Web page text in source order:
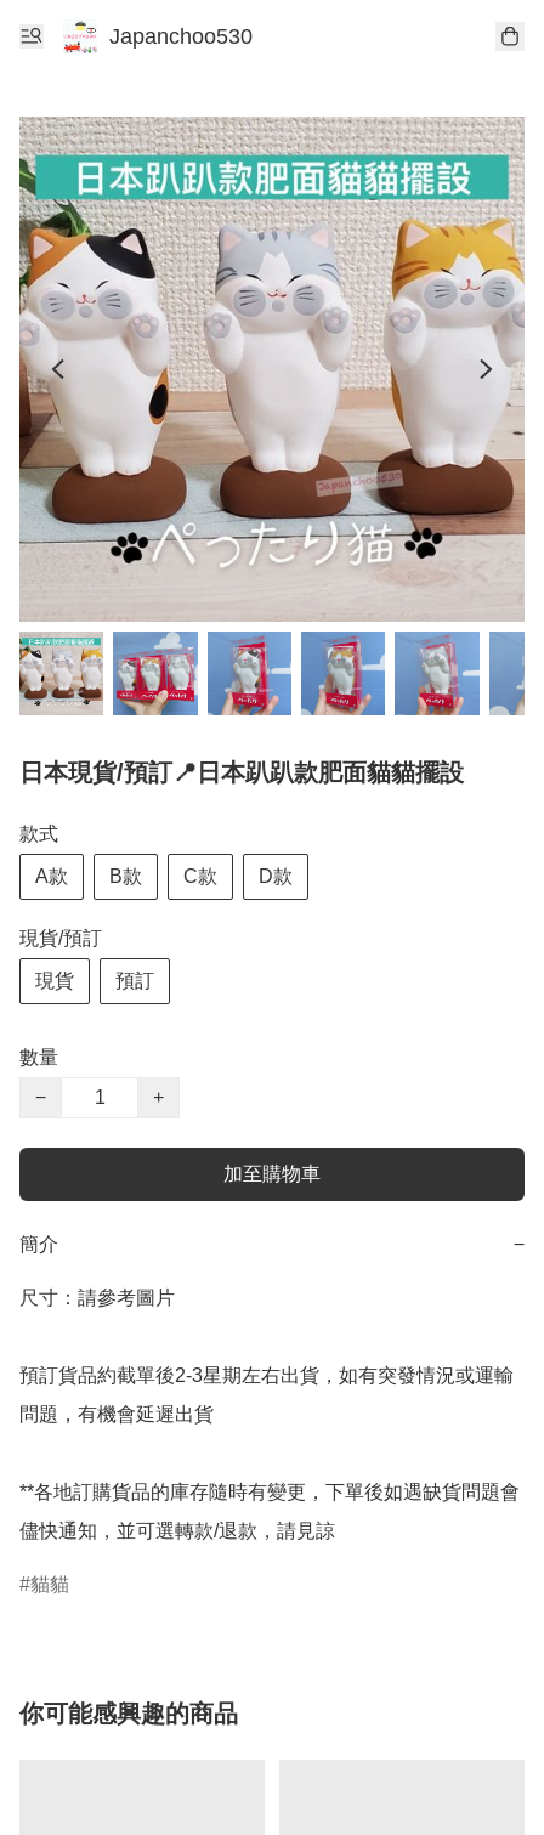
Japanchoo530
日本現貨/預訂📍日本趴趴款肥面貓貓擺設
款式
A款 B款 C款 D款
現貨/預訂
現貨 預訂
數量
−
+
加至購物車
簡介 −
尺寸：請參考圖片
預訂貨品約截單後2-3星期左右出貨，如有突發情況或運輸
問題，有機會延遲出貨
**各地訂購貨品的庫存隨時有變更，下單後如遇缺貨問題會
儘快通知，並可選轉款/退款，請見諒
貓貓
你可能感興趣的商品